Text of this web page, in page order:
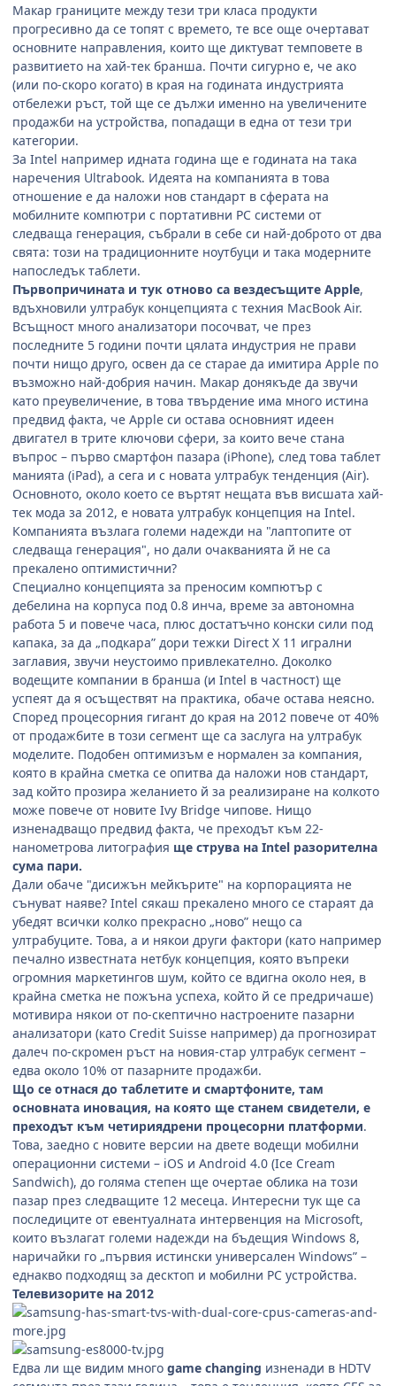
Макар границите между тези три класа продукти
прогресивно да се топят с времето, те все още очертават
основните направления, които ще диктуват темповете в
развитието на хай-тек бранша. Почти сигурно е, че ако
(или по-скоро когато) в края на годината индустрията
отбележи ръст, той ще се дължи именно на увеличените
продажби на устройства, попадащи в една от тези три
категории.
За Intel например идната година ще е годината на така
наречения Ultrabook. Идеята на компанията в това
отношение е да наложи нов стандарт в сферата на
мобилните компютри с портативни РС системи от
следваща генерация, събрали в себе си най-доброто от два
свята: този на традиционните ноутбуци и така модерните
напоследък таблети.
Първопричината и тук отново са вездесъщите Apple,
вдъхновили ултрабук концепцията с техния MacBook Air.
Всъщност много анализатори посочват, че през
последните 5 години почти цялата индустрия не прави
почти нищо друго, освен да се старае да имитира Apple по
възможно най-добрия начин. Макар донякъде да звучи
като преувеличение, в това твърдение има много истина
предвид факта, че Apple си остава основният идеен
двигател в трите ключови сфери, за които вече стана
въпрос – първо смартфон пазара (iPhone), след това таблет
манията (iPad), a сега и с новата ултрабук тенденция (Air).
Основното, около което се въртят нещата във висшата хай-
тек мода за 2012, е новата ултрабук концепция на Intel.
Компанията възлага големи надежди на "лаптопите от
следваща генерация", но дали очакванията й не са
прекалено оптимистични?
Специално концепцията за преносим компютър с
дебелина на корпуса под 0.8 инча, време за автономна
работа 5 и повече часа, плюс достатъчно конски сили под
капака, за да „подкара” дори тежки Direct X 11 игрални
заглавия, звучи неустоимо привлекателно. Доколко
водещите компании в бранша (и Intel в частност) ще
успеят да я осъществят на практика, обаче остава неясно.
Според процесорния гигант до края на 2012 повече от 40%
от продажбите в този сегмент ще са заслуга на ултрабук
моделите. Подобен оптимизъм е нормален за компания,
която в крайна сметка се опитва да наложи нов стандарт,
зад който прозира желанието й за реализиране на колкото
може повече от новите Ivy Bridge чипове. Нищо
изненадващо предвид факта, че преходът към 22-
нанометрова литография ще струва на Intel разорителна
сума пари.
Дали обаче "дисижън мейкърите" на корпорацията не
сънуват наяве? Intel сякаш прекалено много се стараят да
убедят всички колко прекрасно „ново” нещо са
ултрабуците. Това, а и някои други фактори (като например
печално известната нетбук концепция, която въпреки
огромния маркетингов шум, който се вдигна около нея, в
крайна сметка не пожъна успеха, който й се предричаше)
мотивира някои от по-скептично настроените пазарни
анализатори (като Credit Suisse например) да прогнозират
далеч по-скромен ръст на новия-стар ултрабук сегмент –
едва около 10% от пазарните продажби.
Що се отнася до таблетите и смартфоните, там
основната иновация, на която ще станем свидетели, е
преходът към четириядрени процесорни платформи.
Това, заедно с новите версии на двете водещи мобилни
операционни системи – iOS и Android 4.0 (Ice Cream
Sandwich), до голяма степен ще очертае облика на този
пазар през следващите 12 месеца. Интересни тук ще са
последиците от евентуалната интервенция на Microsoft,
които възлагат големи надежди на бъдещия Windows 8,
наричайки го „първия истински универсален Windows” –
еднакво подходящ за десктоп и мобилни РС устройства.
Телевизорите на 2012
Едва ли ще видим много game changing изненади в HDTV